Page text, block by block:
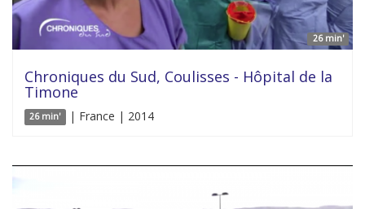
26 min'
Chroniques du Sud, Coulisses - Hôpital de la
Timone
26 min' | France | 2014